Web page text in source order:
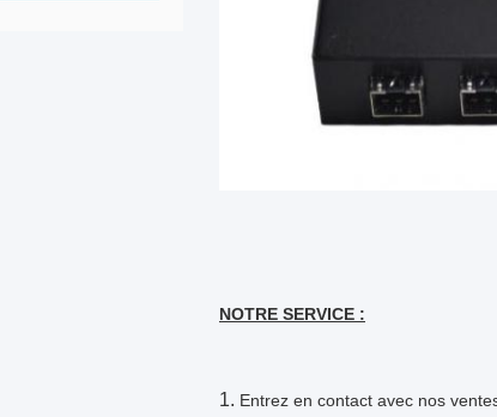
NOTRE SERVICE :
1. Entrez en contact avec nos